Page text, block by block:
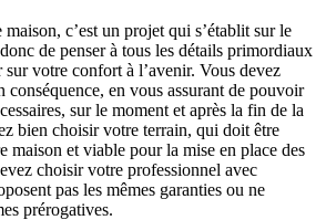
c’est un projet qui s’établit sur le
de penser à tous les détails primordiaux
sur votre confort à l’avenir. Vous devez
conséquence, en vous assurant de pouvoir
sur le moment et après la fin de la
bien choisir votre terrain, qui doit être
maison et viable pour la mise en place des
choisir votre professionnel avec
pas les mêmes garanties ou ne
prérogatives.